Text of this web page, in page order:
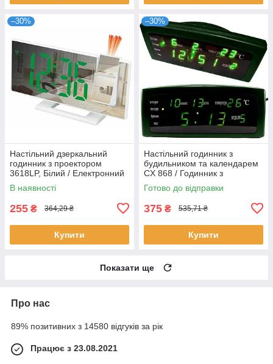
–30%
Настільний дзеркальний
годинник з проектором
3618LP, Білий / Електронний
годинник з будильником
В наявності
255 ₴ 364,29 ₴
Купити
–30%
Настільний годинник з
будильником та календарем
CX 868 / Годинник з
підсвічуванням та
вбудованим датчиком
Готово до відправки
375 ₴ 535,71 ₴
Купити
Показати ще
Про нас
89% позитивних з 14580 відгуків за рік
Працює з 23.08.2021